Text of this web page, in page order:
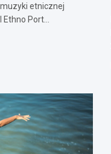
etnicznej
Port…